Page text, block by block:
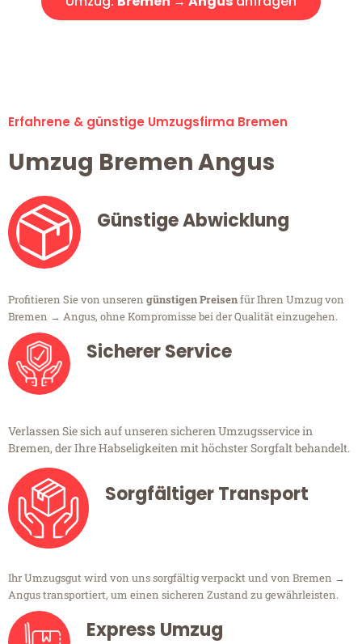
Erfahrene & günstige Umzugsfirma Bremen
Umzug Bremen Angus
Günstige Abwicklung
Profitieren Sie von unseren günstigen Preisenfür Ihren Umzug von
Bremen → Angus, ohne Kompromisse bei der Qualität einzugehen.
Sicherer Service
Verlassen Sie sich auf unseren sicheren Umzugsservice in
Bremen, der Ihre Habseligkeiten mit höchster Sorgfalt behandelt.
Sorgfältiger Transport
Ihr Umzugsgut wird von uns sorgfältig verpackt und von Bremen →
Angus transportiert, um einen sicheren Zustand zu gewährleisten.
Express Umzug